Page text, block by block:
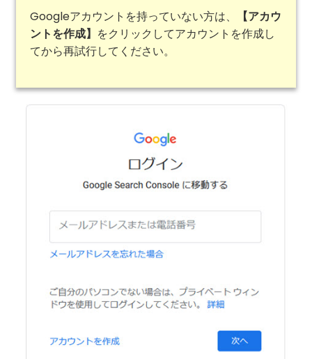
Googleアカウントを持っていない方は、
【アカウ
ントを作成】 をクリックしてアカウントを作成し
てから再試行してください。